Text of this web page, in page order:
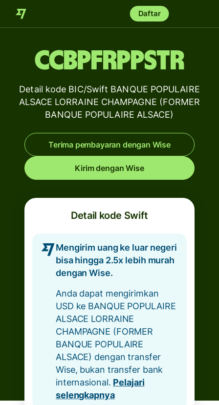
Daftar
CCBPFRPPSTR
Detail kode BIC/Swift BANQUE POPULAIRE
ALSACE LORRAINE CHAMPAGNE (FORMER
BANQUE POPULAIRE ALSACE)
Terima pembayaran dengan Wise
Kirim dengan Wise
Detail kode Swift
Mengirim uang ke luar negeri
bisa hingga 2.5x lebih murah
dengan Wise.
Anda dapat mengirimkan
USD ke BANQUE POPULAIRE
ALSACE LORRAINE
CHAMPAGNE (FORMER
BANQUE POPULAIRE
ALSACE) dengan transfer
Wise, bukan transfer bank
internasional. Pelajari
selengkapnya